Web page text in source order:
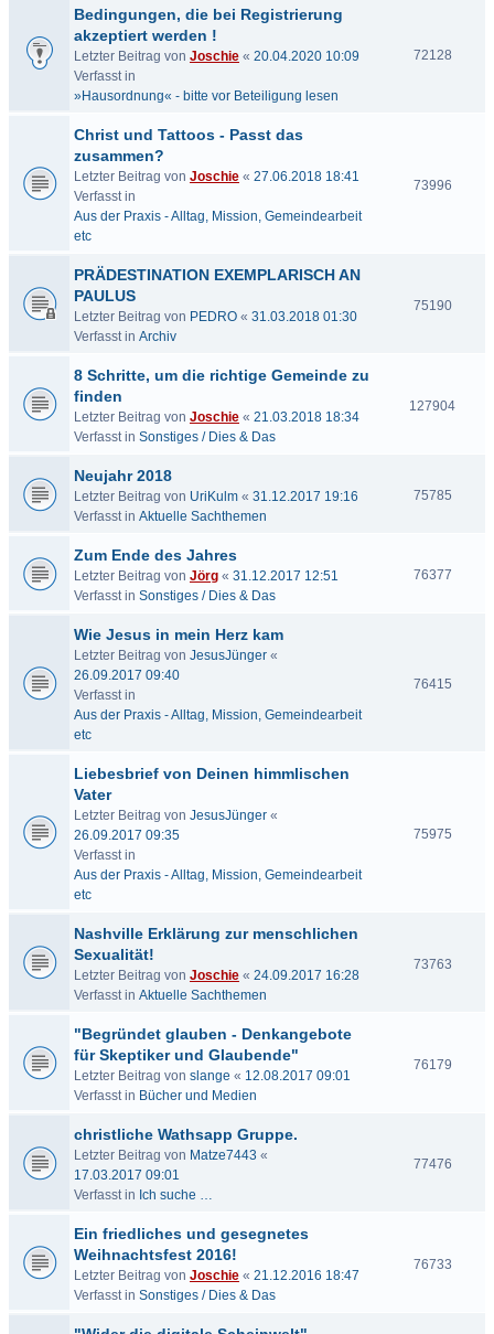
Bedingungen, die bei Registrierung
akzeptiert werden !
Letzter Beitrag von Joschie « 20.04.2020 10:09
Verfasst in
»Hausordnung« - bitte vor Beteiligung lesen
72128
Christ und Tattoos - Passt das
zusammen?
Letzter Beitrag von Joschie « 27.06.2018 18:41
Verfasst in
Aus der Praxis - Alltag, Mission, Gemeindearbeit
etc
73996
PRÄDESTINATION EXEMPLARISCH AN
PAULUS
Letzter Beitrag von PEDRO « 31.03.2018 01:30
Verfasst in Archiv
75190
8 Schritte, um die richtige Gemeinde zu
finden
Letzter Beitrag von Joschie « 21.03.2018 18:34
Verfasst in Sonstiges / Dies & Das
127904
Neujahr 2018
Letzter Beitrag von UriKulm « 31.12.2017 19:16
Verfasst in Aktuelle Sachthemen
75785
Zum Ende des Jahres
Letzter Beitrag von Jörg « 31.12.2017 12:51
Verfasst in Sonstiges / Dies & Das
76377
Wie Jesus in mein Herz kam
Letzter Beitrag von JesusJünger «
26.09.2017 09:40
Verfasst in
Aus der Praxis - Alltag, Mission, Gemeindearbeit
etc
76415
Liebesbrief von Deinen himmlischen
Vater
Letzter Beitrag von JesusJünger «
26.09.2017 09:35
Verfasst in
Aus der Praxis - Alltag, Mission, Gemeindearbeit
etc
75975
Nashville Erklärung zur menschlichen
Sexualität!
Letzter Beitrag von Joschie « 24.09.2017 16:28
Verfasst in Aktuelle Sachthemen
73763
"Begründet glauben - Denkangebote
für Skeptiker und Glaubende"
Letzter Beitrag von slange « 12.08.2017 09:01
Verfasst in Bücher und Medien
76179
christliche Wathsapp Gruppe.
Letzter Beitrag von Matze7443 «
17.03.2017 09:01
Verfasst in Ich suche …
77476
Ein friedliches und gesegnetes
Weihnachtsfest 2016!
Letzter Beitrag von Joschie « 21.12.2016 18:47
Verfasst in Sonstiges / Dies & Das
76733